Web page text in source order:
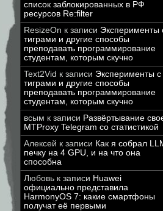
список заблокированных в РФ
ресурсов Re:filter
ResizeOn к записи Эксперименты
тиграми и другие способы
преподавать программирование
студентам, которым скучно
Text2Vid к записи Эксперименты с
тиграми и другие способы
преподавать программирование
студентам, которым скучно
всым к записи Развёртывание
MTProxy Telegram со статистикой
Алексей к записи Как я собрал
печку на 4 GPU, и на что она
способна
Любовь к записи Huawei
официально представила
HarmonyOS 7: какие смартфоны
получат её первыми